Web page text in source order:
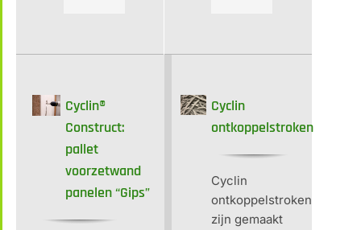
Cyclin®
Construct:
pallet
voorzetwand
panelen “Gips”
Cyclin
ontkoppelstroken
Cyclin
ontkoppelstroken
zijn gemaakt